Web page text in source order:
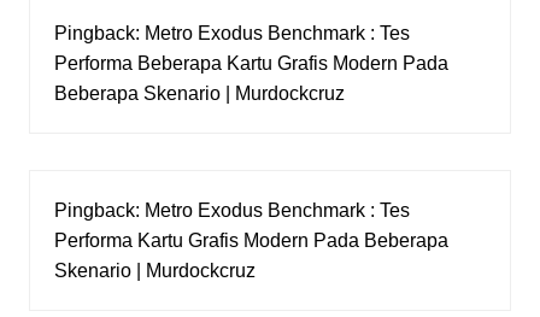
Pingback: Metro Exodus Benchmark : Tes
Performa Beberapa Kartu Grafis Modern Pada
Beberapa Skenario | Murdockcruz
Pingback: Metro Exodus Benchmark : Tes
Performa Kartu Grafis Modern Pada Beberapa
Skenario | Murdockcruz